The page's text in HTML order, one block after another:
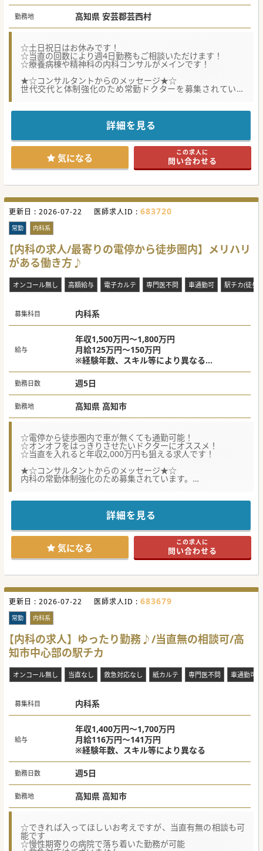
勤務地 高知県 安芸郡芸西村
☆土日祝日はお休みです！
☆当直の回数により週4日勤務もご相談いただけます！
☆療養病棟や精神科の内科コンサルがメインです！
★☆コンサルタントからのメッセージ★☆
世代交代と体制強化のため常勤ドクターを募集されていま
す。
です。
お気軽にお問い合わせください♪
#秋入職可
詳細を見る
気になる この求人に
問い合わせる
更新日 : 2026-07-22 医師求人ID : 683720
常勤 内科系
【内科の求人/最寄りの電停から徒歩圏内】メリハリ
がある働き方♪
オンコール無し 高額給与 電子カルテ 専門医不問 車通勤可 駅チカ(徒歩
募集科目 内科系
給与
年収1,500万円～1,800万円
月給125万円～150万円
※経験年数、スキル等により異なる
※当直代別途支給
平日31,000円 土曜44,000円 日祝57,000
円
勤務日数 週5日
勤務地 高知県 高知市
☆電停から徒歩圏内で車が無くても通勤可能！
☆オンオフをはっきりさせたいドクターにオススメ！
☆当直を入れると年収2,000万円も狙える求人です！
★☆コンサルタントからのメッセージ★☆
内科の常勤体制強化のため募集されています。
高知の中心部にある医療機関でアクセス良好です。
詳細を見る
気になる この求人に
問い合わせる
更新日 : 2026-07-22 医師求人ID : 683679
常勤 内科系
【内科の求人】ゆったり勤務♪/当直無の相談可/高
知市中心部の駅チカ
オンコール無し 当直なし 救急対応なし 紙カルテ 専門医不問 車通勤可
募集科目 内科系
給与
年収1,400万円～1,700万円
月給116万円～141万円
※経験年数、スキル等により異なる
勤務日数 週5日
勤務地 高知県 高知市
☆できれば入ってほしいお考えですが、当直有無の相談も可
能です
☆慢性期寄りの病院で落ち着いた勤務が可能